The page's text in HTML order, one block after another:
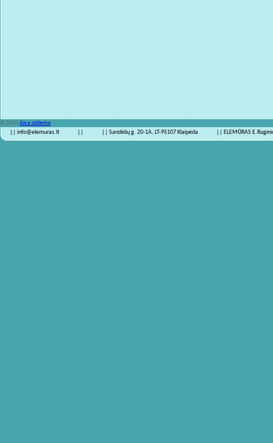
© 2010Aiva sistema
|| info@elemuras.lt
|| Sandėlių g. 20-1A, LT-95107 Klaipėda || ELEMŪRAS